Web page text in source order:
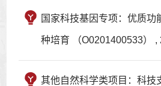
国家科技基因专项：优质功
种培育 （O0201400533） ,
其他自然科学类项目：科技